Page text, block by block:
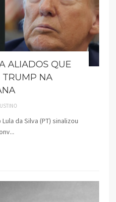
ALIADOS QUE
TRUMP NA
da Silva (PT) sinalizou